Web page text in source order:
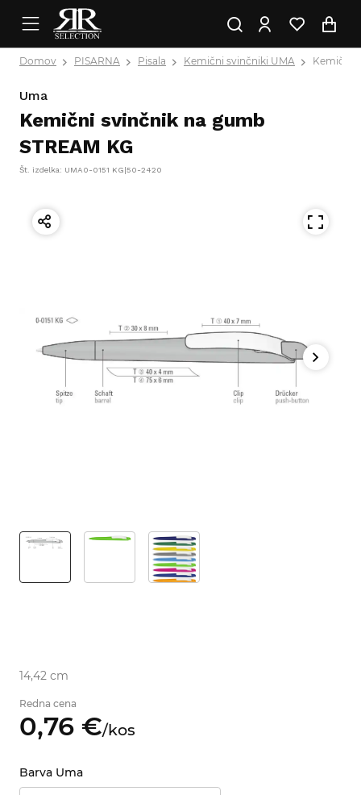
Domov PISARNA Pisala Kemični svinčniki UMA Kemični
Uma
Kemični svinčnik na gumb
STREAM KG
Št. izdelka: UMA0-0151 KG|50-2420
14,42 cm
Redna cena
0,76 €/kos
Barva Uma